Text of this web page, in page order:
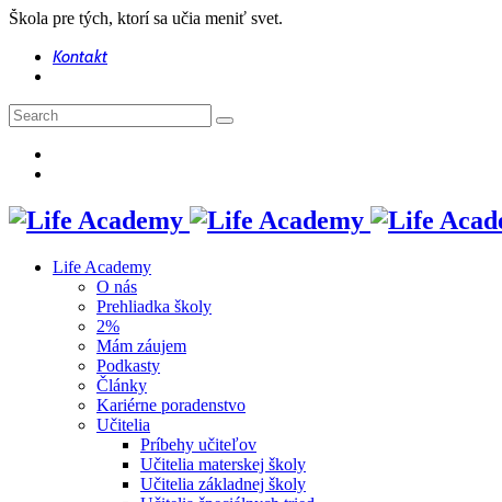
Škola pre tých, ktorí sa učia meniť svet.
Kontakt
Life Academy
O nás
Prehliadka školy
2%
Mám záujem
Podkasty
Články
Kariérne poradenstvo
Učitelia
Príbehy učiteľov
Učitelia materskej školy
Učitelia základnej školy